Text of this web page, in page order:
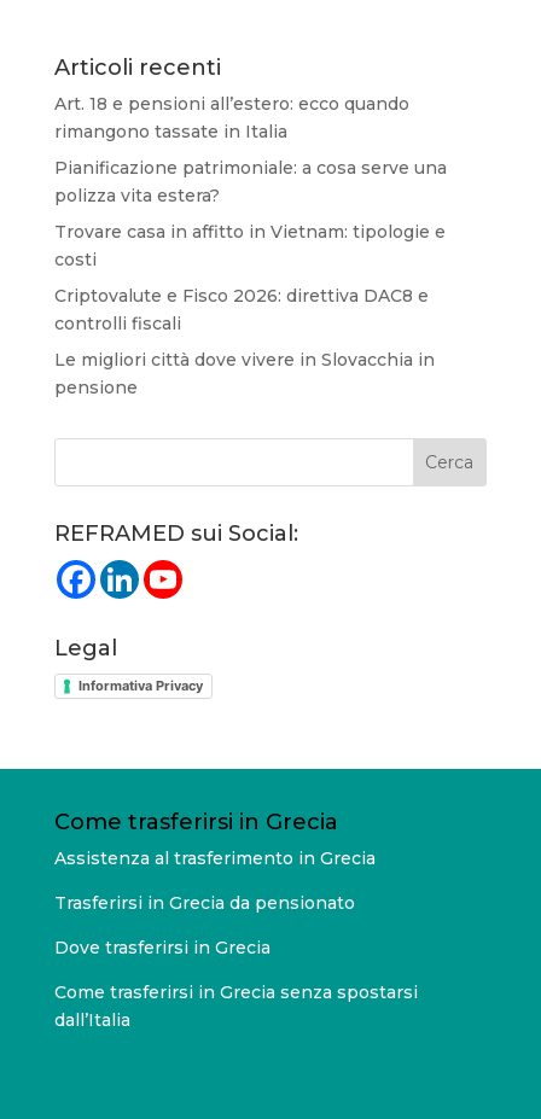
Articoli recenti
Art. 18 e pensioni all’estero: ecco quando
rimangono tassate in Italia
Pianificazione patrimoniale: a cosa serve una
polizza vita estera?
Trovare casa in affitto in Vietnam: tipologie e
costi
Criptovalute e Fisco 2026: direttiva DAC8 e
controlli fiscali
Le migliori città dove vivere in Slovacchia in
pensione
REFRAMED sui Social:
Legal
Informativa Privacy
Come trasferirsi in Grecia
Assistenza al trasferimento in Grecia
Trasferirsi in Grecia da pensionato
Dove trasferirsi in Grecia
Come trasferirsi in Grecia senza spostarsi
dall’Italia